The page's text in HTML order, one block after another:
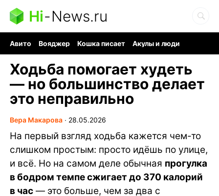
Hi-News.ru
Авито Вояджер Кошка писает
Акулы и люди
Ходьба помогает худеть
— но большинство делает
это неправильно
Вера Макарова ∙ 28.05.2026
На первый взгляд ходьба кажется чем-то
слишком простым: просто идёшь по улице,
и всё. Но на самом деле обычная прогулка
в бодром темпе сжигает до 370 калорий
в час — это больше, чем за два с